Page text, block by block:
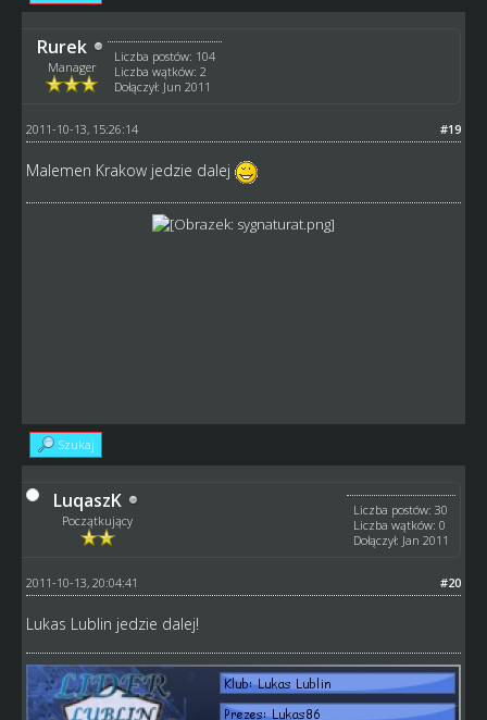
Rurek
Manager
Liczba postów: 104
Liczba wątków: 2
Dołączył: Jun 2011
#19
2011-10-13, 15:26:14
Malemen Krakow jedzie dalej
Szukaj
LuqaszK
Początkujący
Liczba postów: 30
Liczba wątków: 0
Dołączył: Jan 2011
#20
2011-10-13, 20:04:41
Lukas Lublin jedzie dalej!